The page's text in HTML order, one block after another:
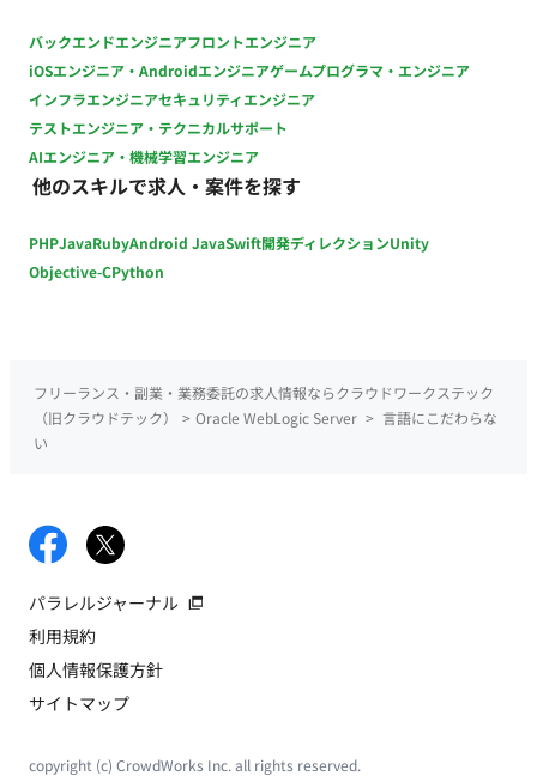
バックエンドエンジニアフロントエンジニア
iOSエンジニア・Androidエンジニアゲームプログラマ・エンジニア
インフラエンジニアセキュリティエンジニア
テストエンジニア・テクニカルサポート
AIエンジニア・機械学習エンジニア
他のスキルで求人・案件を探す
PHPJavaRubyAndroid JavaSwift開発ディレクションUnity
Objective-CPython
フリーランス・副業・業務委託の求人情報ならクラウドワークステック
（旧クラウドテック）
> Oracle WebLogic Server > 言語にこだわらな
い
パラレルジャーナル
利用規約
個人情報保護方針
サイトマップ
copyright (c) CrowdWorks Inc. all rights reserved.